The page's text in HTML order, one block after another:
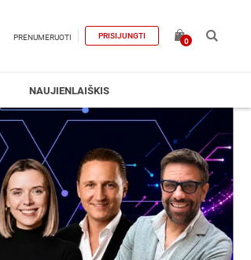
PRENUMERUOTI PRISIJUNGTI
0
NAUJIENLAIŠKIS